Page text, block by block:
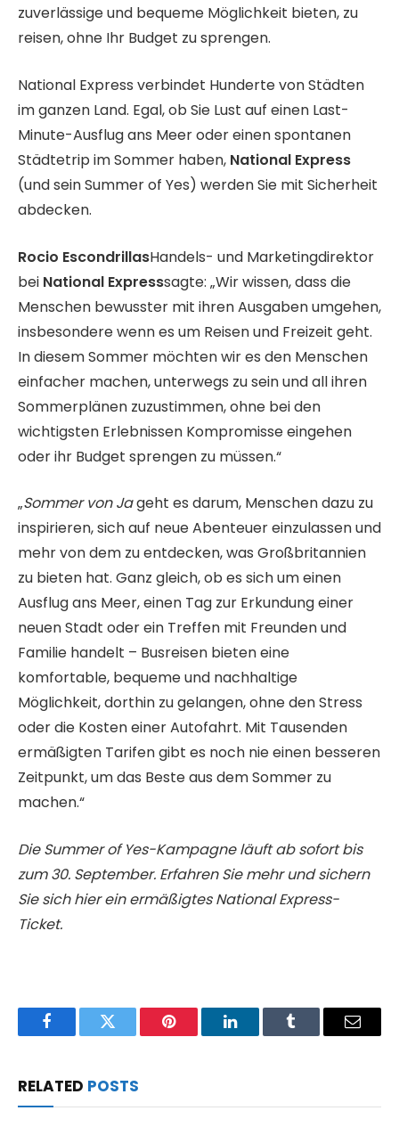
zuverlässige und bequeme Möglichkeit bieten, zu
reisen, ohne Ihr Budget zu sprengen.
National Express verbindet Hunderte von Städten
im ganzen Land. Egal, ob Sie Lust auf einen Last-
Minute-Ausflug ans Meer oder einen spontanen
Städtetrip im Sommer haben, National Express
(und sein Summer of Yes) werden Sie mit Sicherheit
abdecken.
Rocio EscondrillasHandels- und Marketingdirektor
bei National Expresssagte: „Wir wissen, dass die
Menschen bewusster mit ihren Ausgaben umgehen,
insbesondere wenn es um Reisen und Freizeit geht.
In diesem Sommer möchten wir es den Menschen
einfacher machen, unterwegs zu sein und all ihren
Sommerplänen zuzustimmen, ohne bei den
wichtigsten Erlebnissen Kompromisse eingehen
oder ihr Budget sprengen zu müssen.“
„Sommer von Jageht es darum, Menschen dazu zu
inspirieren, sich auf neue Abenteuer einzulassen und
mehr von dem zu entdecken, was Großbritannien
zu bieten hat. Ganz gleich, ob es sich um einen
Ausflug ans Meer, einen Tag zur Erkundung einer
neuen Stadt oder ein Treffen mit Freunden und
Familie handelt – Busreisen bieten eine
komfortable, bequeme und nachhaltige
Möglichkeit, dorthin zu gelangen, ohne den Stress
oder die Kosten einer Autofahrt. Mit Tausenden
ermäßigten Tarifen gibt es noch nie einen besseren
Zeitpunkt, um das Beste aus dem Sommer zu
machen.“
Die Summer of Yes-Kampagne läuft ab sofort bis
zum 30. September. Erfahren Sie mehr und sichern
Sie sich hier ein ermäßigtes National Express-
Ticket.
FacebookTwitter Pinterest LinkedInTumblr Email
RELATED POSTS